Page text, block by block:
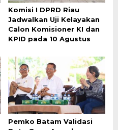
Komisi I DPRD Riau
Jadwalkan Uji Kelayakan
Calon Komisioner KI dan
KPID pada 10 Agustus
Pemko Batam Validasi